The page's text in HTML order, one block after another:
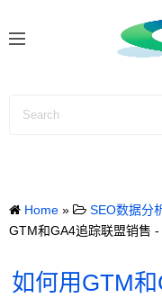
Home » SEO数据分
GTM和GA4追踪联盟销售
如何用GTM